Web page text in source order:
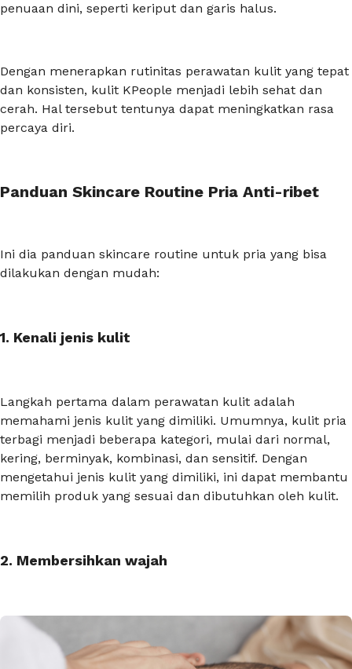
penuaan dini, seperti keriput dan garis halus.
Dengan menerapkan rutinitas perawatan kulit yang tepat
dan konsisten, kulit KPeople menjadi lebih sehat dan
cerah. Hal tersebut tentunya dapat meningkatkan rasa
percaya diri.
Panduan Skincare Routine Pria Anti-ribet
Ini dia panduan skincare routine untuk pria yang bisa
dilakukan dengan mudah:
1. Kenali jenis kulit
Langkah pertama dalam perawatan kulit adalah
memahami jenis kulit yang dimiliki. Umumnya, kulit pria
terbagi menjadi beberapa kategori, mulai dari normal,
kering, berminyak, kombinasi, dan sensitif. Dengan
mengetahui jenis kulit yang dimiliki, ini dapat membantu
memilih produk yang sesuai dan dibutuhkan oleh kulit.
2. Membersihkan wajah